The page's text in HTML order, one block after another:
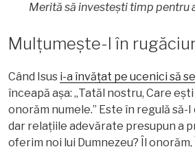
Merită să investești timp pentru
Mulțumește-I în
Când Isus i-a învățat pe ucenici să
înceapă așa: „Tatăl nostru, Care
onorăm numele.” Este în regulă să-
dar relațiile adevărate presupun a
oferim noi lui Dumnezeu? Îl